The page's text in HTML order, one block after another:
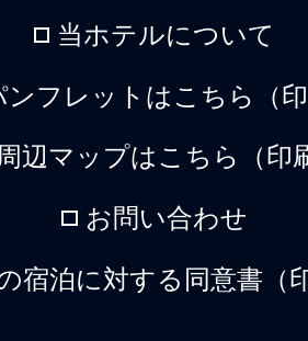
当ホテルについて
フレットはこちら（
辺マップはこちら（印
お問い合わせ
宿泊に対する同意書（